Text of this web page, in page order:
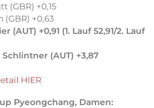
(GBR) +0,15
(GBR) +0,63
(AUT) +0,91 (1. Lauf 52,91/2. Lauf
(AUT) +3,87
HIER
Pyeongchang, Damen: